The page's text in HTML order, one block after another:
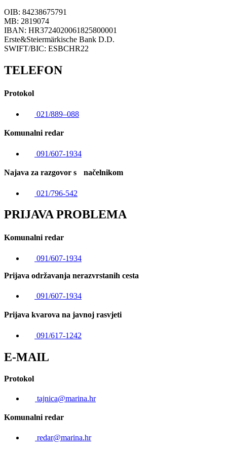
OIB: 84238675791
MB: 2819074
IBAN: HR3724020061825800001
Erste&Steiermärkische Bank D.D.
SWIFT/BIC: ESBCHR22
TELEFON
Protokol
021/889–088
Komunalni redar
091/607-1934
Najava za razgovor s načelnikom
021/796-542
PRIJAVA PROBLEMA
Komunalni redar
091/607-1934
Prijava održavanja nerazvrstanih cesta
091/607-1934
Prijava kvarova na javnoj rasvjeti
091/617-1242
E-MAIL
Protokol
tajnica@marina.hr
Komunalni redar
redar@marina.hr